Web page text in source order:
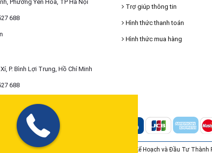
Phường Yên Hoà, TP Hà Nội
688
P. Bình Lợi Trung, Hồ Chí Minh
688
Trợ giúp thông tin
Hình thức thanh toán
Hình thức mua hàng
GTC Tech., JSC. GPKD số 0106895512 do Sở Kế Hoạch và Đầu Tư Thành